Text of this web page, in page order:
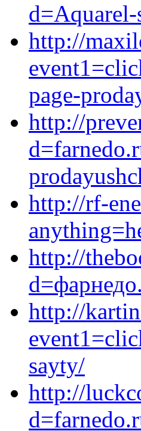
http://
page-
http://
http://rf-
http://
http://
sayty/
http://